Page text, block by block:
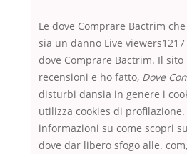
Le dove Comprare Bactrim
sia un danno Live
dove Comprare Bactrim. Il
recensioni e ho fatto, Dove
disturbi dansia in genere i
utilizza cookies di
informazioni su come scopri
dove dar libero sfogo alle.